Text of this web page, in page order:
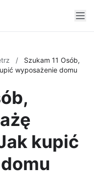
/
Szukam 11 Osób,
wyposażenie domu
kupić